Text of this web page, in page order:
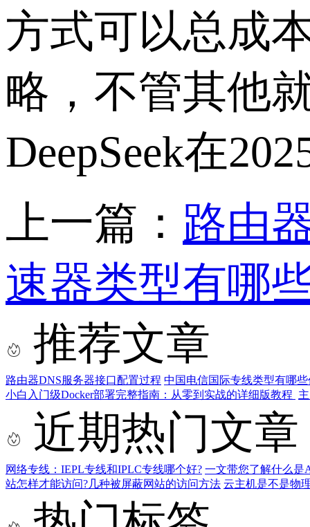
方式可以总成
略，不管其他
DeepSeek在
上一篇： 路由
速器类型有哪
推荐文章
路由器DNS服务器接口配置过程 中国电信国际专线类型有哪
小白入门级Docker部署完整指南：从零到实战的详细版教程
近期热门文章
网络专线：IEPL专线和IPLC专线哪个好? 一文带您了解什么是
站怎样才能访问?几种被屏蔽网站的访问方法 云主机是不是物